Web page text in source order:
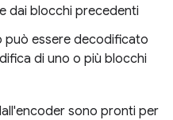
dai blocchi precedenti
può essere decodificato
di uno o più blocchi
sono pronti per